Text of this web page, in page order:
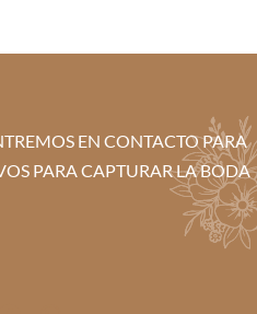
EN CONTACTO PARA
PARA CAPTURAR LA BODA